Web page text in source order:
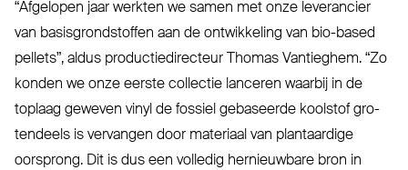
“Afgelopen jaar werkten we samen met onze leve­rancier
van basis­grond­stoffen aan de ont­wikkeling van bio-based
pellets”, aldus pro­duc­tie­di­recteur Thomas Van­tieghem. “Zo
konden we onze eerste collectie lanceren waarbij in de
toplaag geweven vinyl de fossiel gebaseerde koolstof gro­
tendeels is vervangen door materiaal van plant­aardige
oorsprong. Dit is dus een volledig her­nieuwbare bron in